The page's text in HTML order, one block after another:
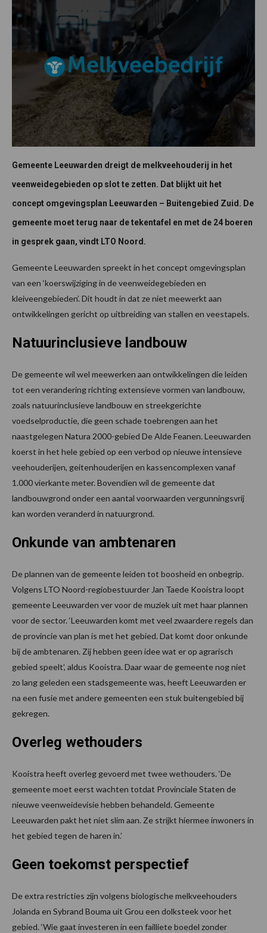
Gemeente Leeuwarden dreigt de melkveehouderij in het
veenweidegebieden op slot te zetten. Dat blijkt uit het
concept omgevingsplan Leeuwarden – Buitengebied Zuid. De
gemeente moet terug naar de tekentafel en met de 24 boeren
in gesprek gaan, vindt LTO Noord.
Gemeente Leeuwarden spreekt in het concept omgevingsplan
van een ‘koerswijziging in de veenweidegebieden en
kleiveengebieden’. Dit houdt in dat ze niet meewerkt aan
ontwikkelingen gericht op uitbreiding van stallen en veestapels.
Natuurinclusieve landbouw
De gemeente wil wel meewerken aan ontwikkelingen die leiden
tot een verandering richting extensieve vormen van landbouw,
zoals natuurinclusieve landbouw en streekgerichte
voedselproductie, die geen schade toebrengen aan het
naastgelegen Natura 2000-gebied De Alde Feanen. Leeuwarden
koerst in het hele gebied op een verbod op nieuwe intensieve
veehouderijen, geitenhouderijen en kassencomplexen vanaf
1.000 vierkante meter. Bovendien wil de gemeente dat
landbouwgrond onder een aantal voorwaarden vergunningsvrij
kan worden veranderd in natuurgrond.
Onkunde van ambtenaren
De plannen van de gemeente leiden tot boosheid en onbegrip.
Volgens LTO Noord-regiobestuurder Jan Taede Kooistra loopt
gemeente Leeuwarden ver voor de muziek uit met haar plannen
voor de sector. ‘Leeuwarden komt met veel zwaardere regels dan
de provincie van plan is met het gebied. Dat komt door onkunde
bij de ambtenaren. Zij hebben geen idee wat er op agrarisch
gebied speelt’, aldus Kooistra. Daar waar de gemeente nog niet
zo lang geleden een stadsgemeente was, heeft Leeuwarden er
na een fusie met andere gemeenten een stuk buitengebied bij
gekregen.
Overleg wethouders
Kooistra heeft overleg gevoerd met twee wethouders. ‘De
gemeente moet eerst wachten totdat Provinciale Staten de
nieuwe veenweidevisie hebben behandeld. Gemeente
Leeuwarden pakt het niet slim aan. Ze strijkt hiermee inwoners in
het gebied tegen de haren in.’
Geen toekomst perspectief
De extra restricties zijn volgens biologische melkveehouders
Jolanda en Sybrand Bouma uit Grou een dolksteek voor het
gebied. ‘Wie gaat investeren in een failliete boedel zonder